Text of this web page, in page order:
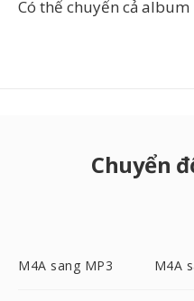
Có thể chuyển cả album
Chuyển
M4A sang MP3 M4A